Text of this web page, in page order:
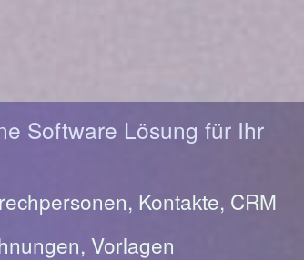
Software Lösung für Ihr
Kontakte, CRM
Vorlagen